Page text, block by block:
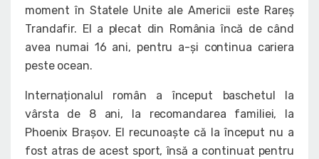
moment în Statele Unite ale Americii este Rareș
Trandafir. El a plecat din România încă de când
avea numai 16 ani, pentru a-și continua cariera
peste ocean.
Internaționalul român a început baschetul la
vârsta de 8 ani, la recomandarea familiei, la
Phoenix Brașov. El recunoaște că la început nu a
fost atras de acest sport, însă a continuat pentru